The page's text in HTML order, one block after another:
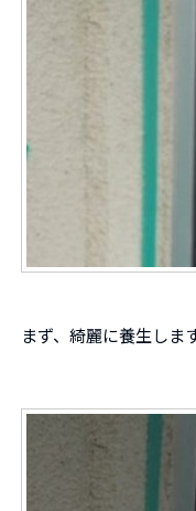
まず、綺麗に養生します